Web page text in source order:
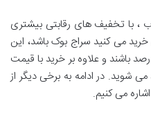
، با تخفیف های رقابتی بیشتری
می کنید سراج بوک باشد، این
ها ممکن است تا سقف 70 درصد باشند و علاوه بر خرید با قیمت
می شوید. در ادامه به برخی دیگر از
می کنیم.